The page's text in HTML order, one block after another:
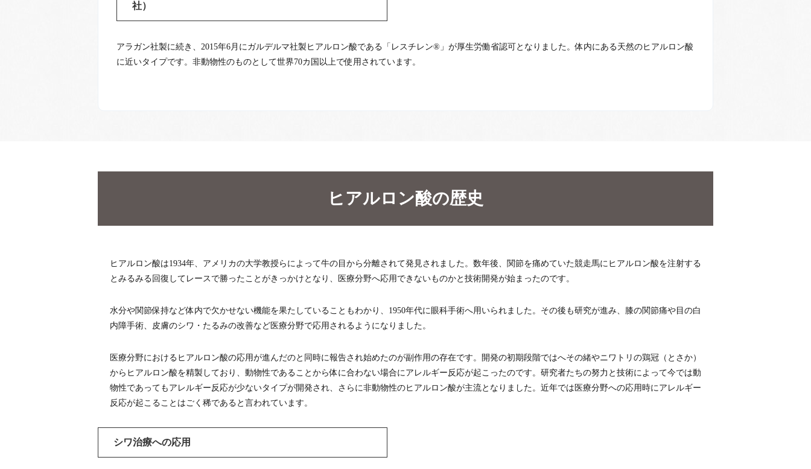
社）
アラガン社製に続き、2015年6月にガルデルマ社製ヒアルロン酸である「レスチレン®」が厚生労働省認可となりました。体内にある天然のヒアルロン酸
に近いタイプです。非動物性のものとして世界70カ国以上で使用されています。
ヒアルロン酸の歴史
ヒアルロン酸は1934年、アメリカの大学教授らによって牛の目から分離されて発見されました。数年後、関節を痛めていた競走馬にヒアルロン酸を注射する
とみるみる回復してレースで勝ったことがきっかけとなり、医療分野へ応用できないものかと技術開発が始まったのです。
水分や関節保持など体内で欠かせない機能を果たしていることもわかり、1950年代に眼科手術へ用いられました。その後も研究が進み、膝の関節痛や目の白
内障手術、皮膚のシワ・たるみの改善など医療分野で応用されるようになりました。
医療分野におけるヒアルロン酸の応用が進んだのと同時に報告され始めたのが副作用の存在です。開発の初期段階ではへその緒やニワトリの鶏冠（とさか）
からヒアルロン酸を精製しており、動物性であることから体に合わない場合にアレルギー反応が起こったのです。研究者たちの努力と技術によって今では動
物性であってもアレルギー反応が少ないタイプが開発され、さらに非動物性のヒアルロン酸が主流となりました。近年では医療分野への応用時にアレルギー
反応が起こることはごく稀であると言われています。
シワ治療への応用